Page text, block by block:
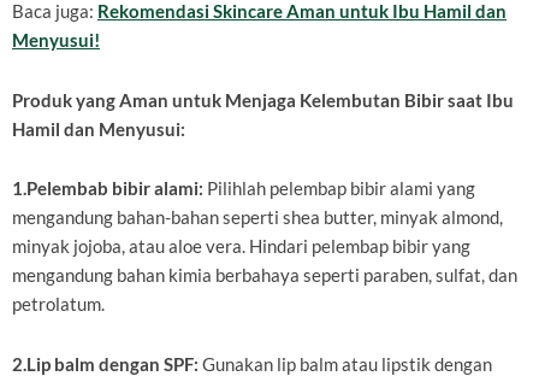
Baca juga: Rekomendasi Skincare Aman untuk Ibu Hamil dan
Menyusui!
Produk yang Aman untuk Menjaga Kelembutan Bibir saat Ibu
Hamil dan Menyusui:
1.Pelembab bibir alami: Pilihlah pelembap bibir alami yang
mengandung bahan-bahan seperti shea butter, minyak almond,
minyak jojoba, atau aloe vera. Hindari pelembap bibir yang
mengandung bahan kimia berbahaya seperti paraben, sulfat, dan
petrolatum.
2.Lip balm dengan SPF: Gunakan lip balm atau lipstik dengan